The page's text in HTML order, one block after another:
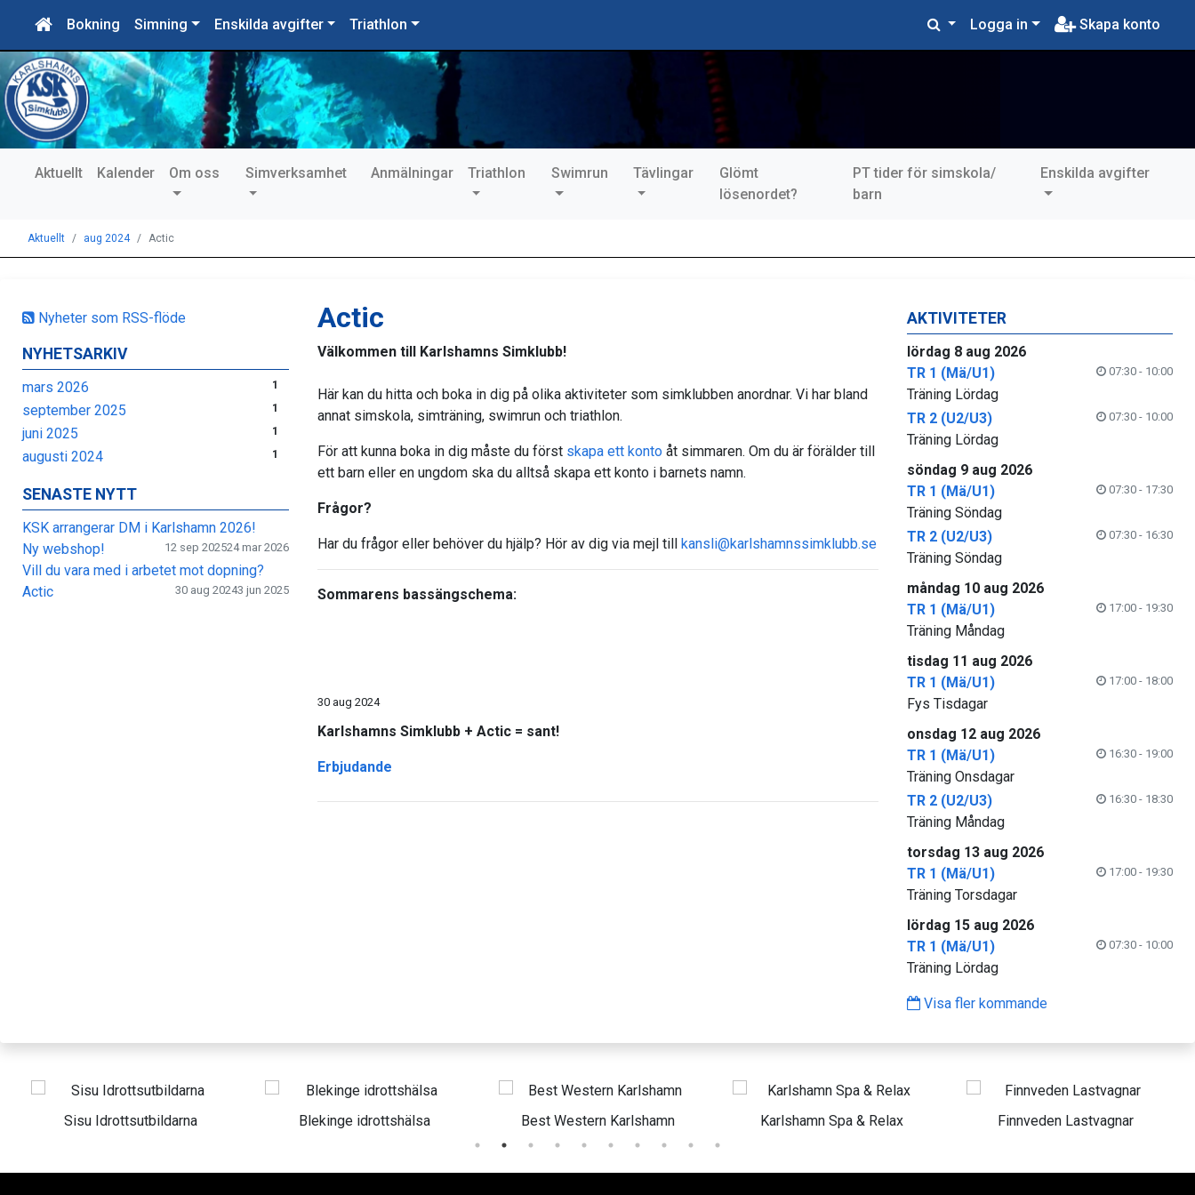
Bokning Simning Enskilda avgifter Triathlon Logga in Skapa konto
Aktuellt Kalender Om oss Simverksamhet Anmälningar Triathlon Swimrun Tävlingar
Glömt
lösenordet?
PT tider för simskola/
barn
Enskilda avgifter
Aktuellt aug 2024 Actic
Nyheter som RSS-flöde
NYHETSARKIV
mars 2026 1
september 2025 1
juni 2025 1
augusti 2024 1
SENASTE NYTT
KSK arrangerar DM i Karlshamn 2026!
24 mar 2026
Ny webshop! 12 sep 2025
Vill du vara med i arbetet mot dopning?
3 jun 2025
Actic 30 aug 2024
Actic
Välkommen till Karlshamns Simklubb!
Här kan du hitta och boka in dig på olika aktiviteter som simklubben anordnar. Vi har bland
annat simskola, simträning, swimrun och triathlon.
För att kunna boka in dig måste du först skapa ett kontoåt simmaren. Om du är förälder till
ett barn eller en ungdom ska du alltså skapa ett konto i barnets namn.
Frågor?
Har du frågor eller behöver du hjälp? Hör av dig via mejl till kansli@karlshamnssimklubb.se
Sommarens bassängschema:
30 aug 2024
Karlshamns Simklubb + Actic = sant!
Erbjudande
AKTIVITETER
lördag 8 aug 2026
TR 1 (Mä/U1)
07:30 - 10:00
Träning Lördag
TR 2 (U2/U3)
07:30 - 10:00
Träning Lördag
söndag 9 aug 2026
TR 1 (Mä/U1)
07:30 - 17:30
Träning Söndag
TR 2 (U2/U3)
07:30 - 16:30
Träning Söndag
måndag 10 aug 2026
TR 1 (Mä/U1)
17:00 - 19:30
Träning Måndag
tisdag 11 aug 2026
TR 1 (Mä/U1)
17:00 - 18:00
Fys Tisdagar
onsdag 12 aug 2026
TR 1 (Mä/U1)
16:30 - 19:00
Träning Onsdagar
TR 2 (U2/U3)
16:30 - 18:30
Träning Måndag
torsdag 13 aug 2026
TR 1 (Mä/U1)
17:00 - 19:30
Träning Torsdagar
lördag 15 aug 2026
TR 1 (Mä/U1)
07:30 - 10:00
Träning Lördag
Visa fler kommande
Idrottsutbildarna Blekinge idrottshälsa Best Western Karlshamn Karlshamn Spa & Relax Finnveden Lastvagnar